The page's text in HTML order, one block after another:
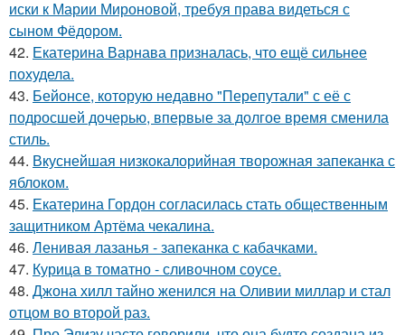
иски к Марии Мироновой, требуя права видеться с
сыном Фёдором.
42. Екатерина Варнава призналась, что ещё сильнее
похудела.
43. Бейонсе, которую недавно "Перепутали" с её с
подросшей дочерью, впервые за долгое время сменила
стиль.
44. Вкуснейшая низкокалорийная творожная запеканка с
яблоком.
45. Екатерина Гордон согласилась стать общественным
защитником Артёма чекалина.
46. Ленивая лазанья - запеканка с кабачками.
47. Курица в томатно - сливочном соусе.
48. Джона хилл тайно женился на Оливии миллар и стал
отцом во второй раз.